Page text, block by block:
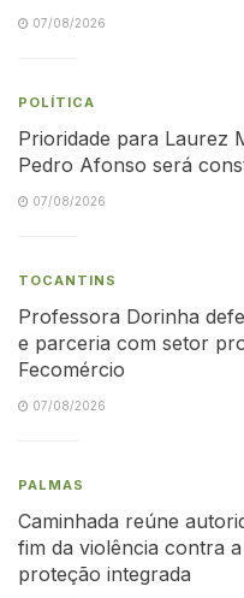
07/08/2026
POLÍTICA
Prioridade para Laurez
Pedro Afonso será
07/08/2026
TOCANTINS
Professora Dorinha
e parceria com setor
Fecomércio
07/08/2026
PALMAS
Caminhada reúne
fim da violência contra
proteção integrada